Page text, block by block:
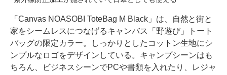
「Canvas NOASOBI ToteBag M Black」は、自然と街と
家をシームレスにつなげるキャンバス「野遊び」トート
バッグの限定カラー。しっかりとしたコットン生地にシ
ンプルなロゴをデザインしている。キャンプシーンはも
ちろん、ビジネスシーンでPCや書類を入れたり、レジャ